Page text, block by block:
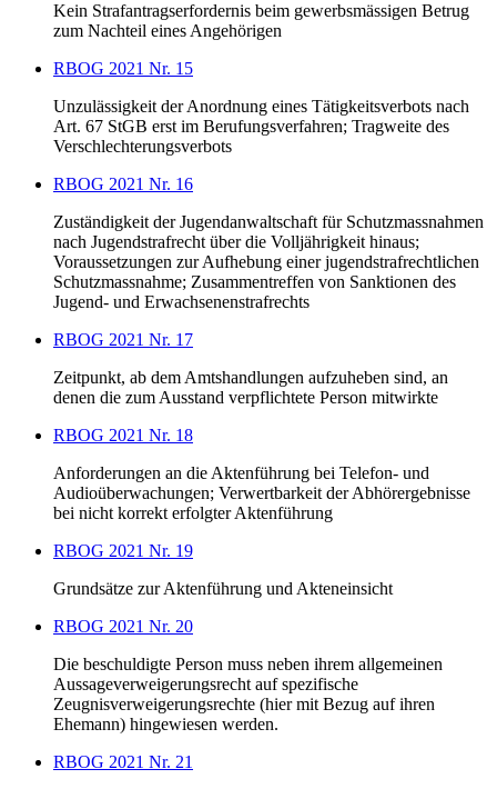
Kein Strafantragserfordernis beim gewerbsmässigen Betrug
zum Nachteil eines Angehörigen
RBOG 2021 Nr. 15
Unzulässigkeit der Anordnung eines Tätigkeitsverbots nach
Art. 67 StGB erst im Berufungsverfahren; Tragweite des
Verschlechterungsverbots
RBOG 2021 Nr. 16
Zuständigkeit der Jugendanwaltschaft für Schutzmassnahmen
nach Jugendstrafrecht über die Volljährigkeit hinaus;
Voraussetzungen zur Aufhebung einer jugendstrafrechtlichen
Schutzmassnahme; Zusammentreffen von Sanktionen des
Jugend- und Erwachsenenstrafrechts
RBOG 2021 Nr. 17
Zeitpunkt, ab dem Amtshandlungen aufzuheben sind, an
denen die zum Ausstand verpflichtete Person mitwirkte
RBOG 2021 Nr. 18
Anforderungen an die Aktenführung bei Telefon- und
Audioüberwachungen; Verwertbarkeit der Abhörergebnisse
bei nicht korrekt erfolgter Aktenführung
RBOG 2021 Nr. 19
Grundsätze zur Aktenführung und Akteneinsicht
RBOG 2021 Nr. 20
Die beschuldigte Person muss neben ihrem allgemeinen
Aussageverweigerungsrecht auf spezifische
Zeugnisverweigerungsrechte (hier mit Bezug auf ihren
Ehemann) hingewiesen werden.
RBOG 2021 Nr. 21